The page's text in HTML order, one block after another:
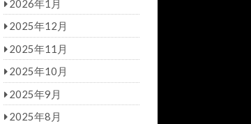
2026年1月
2025年12月
2025年11月
2025年10月
2025年9月
2025年8月